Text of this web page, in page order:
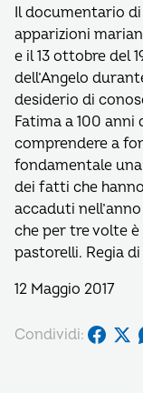
Il documentario
apparizioni
e il 13 ottobre del
dell’Angelo
desiderio di
Fatima a 100 anni
comprendere a
fondamentale
dei fatti che
accaduti
che per tre volte
pastorelli. Regia
12 Maggio 2017
Condividi: